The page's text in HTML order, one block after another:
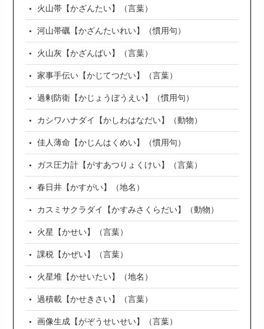
火山帯【かざんたい】（言葉）
河山帯礪【かざんたいれい】（慣用句）
火山灰【かざんばい】（言葉）
家事手伝い【かじてつだい】（言葉）
過剰防衛【かじょうぼうえい】（慣用句）
カシワハナダイ【かしわはなだい】（動物）
佳人薄命【かじんはくめい】（慣用句）
ガス圧力計【がすあつりょくけい】（言葉）
春日井【かすがい】（地名）
カスミサクラダイ【かすみさくらだい】（動物）
火星【かせい】（言葉）
課税【かぜい】（言葉）
火星堆【かせいたい】（地名）
過積載【かせきさい】（言葉）
画像生成【がぞうせいせい】（言葉）